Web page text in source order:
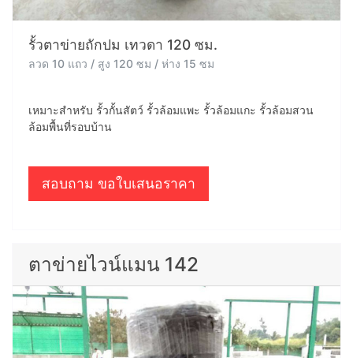
รั้วตาข่ายถักปม เทวดา 120 ซม.
ลวด 10 แถว / สูง 120 ซม / ห่าง 15 ซม
เหมาะสำหรับ รั้วกั้นสัตว์ รั้วล้อมแพะ รั้วล้อมแกะ รั้วล้อมสวน
ล้อมพื้นที่รอบบ้าน
สอบถาม ขอใบเสนอราคา
ตาข่ายไวน์แมน 142